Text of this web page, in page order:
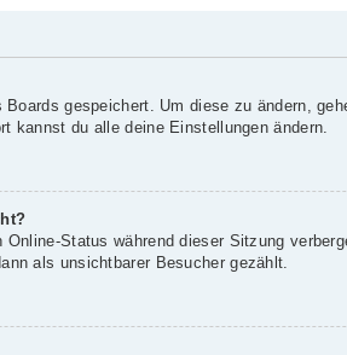
gespeichert. Um diese zu ändern,
kannst du alle deine Einstellungen ändern.
Status während dieser Sitzung
als unsichtbarer Besucher gezählt.